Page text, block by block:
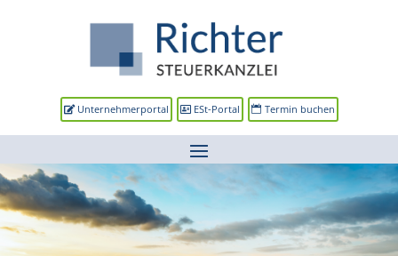
Unternehmerportal ESt-Portal Termin buchen